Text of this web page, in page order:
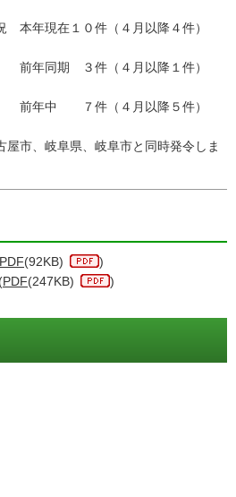
本年現在１０件（４月以降４件）
年同期 ３件（４月以降１件）
４月以降５件）
市、岐阜県、岐阜市と同時発令しま
PDF(92KB)
)
PDF(247KB) )